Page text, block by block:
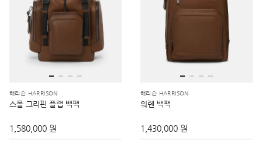
해리슨 HARRISON
스몰 그리핀 플랩 백팩
1,580,000 원
해리슨 HARRISON
워렌 백팩
1,430,000 원